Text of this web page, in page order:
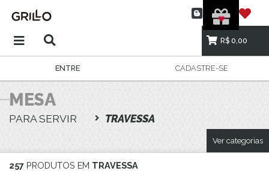
R$ 0,00
ENTRE CADASTRE-SE
MESA
PARA SERVIR TRAVESSA
Ver categorias
257 PRODUTOS EM TRAVESSA